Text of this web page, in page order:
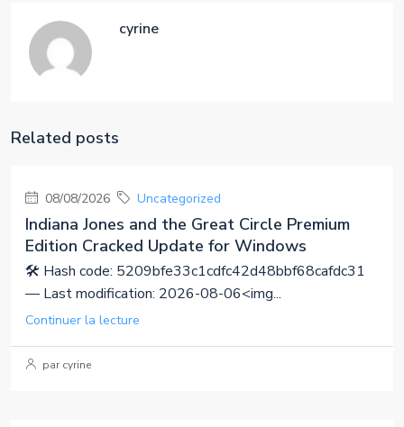
cyrine
Related posts
08/08/2026 Uncategorized
Indiana Jones and the Great Circle Premium
Edition Cracked Update for Windows
🛠 Hash code: 5209bfe33c1cdfc42d48bbf68cafdc31
— Last modification: 2026-08-06<img...
Continuer la lecture
par cyrine